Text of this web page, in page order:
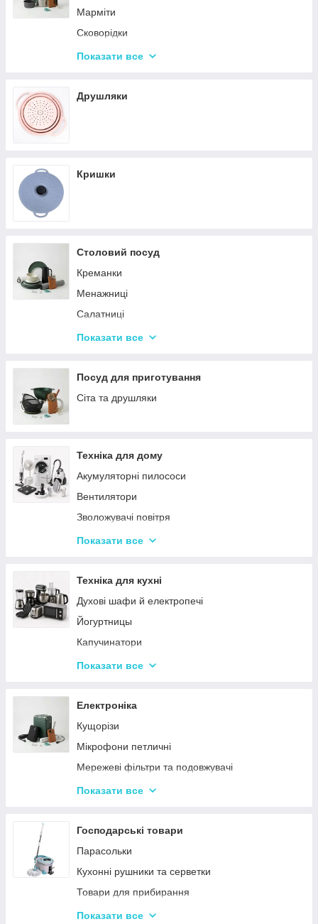
Марміти
Сковорідки
Ківші
Показати все
Друшляки
Кришки
Столовий посуд
Креманки
Менажниці
Салатниці
Сітки та кошики для фрі
Посуд для дітей
Сервізи
Бульйонниці
Тарілки
Показати все
Посуд для приготування
Сіта та друшляки
Техніка для дому
Акумуляторні пилососи
Вентилятори
Зволожувачі повітря
Пральні машинки
Набори для грумінгу
Машинки для видалення ковтунців
Праски
Отпариватели
Пилососи
Показати все
Техніка для кухні
Духові шафи й електропечі
Йогуртницы
Капучинатори
Інша дрібна техніка
Сендвічниці та бутербродниці
Соковичавниці
Мультиварки та скороварки
Міксери
М'ясорубки
Кухонні комбайни
Кавоварки та кавомолки
Слайсери
Електрочайники
Газові плити й електроплити
Показати все
Електроніка
Кущорізи
Мікрофони петличні
Мережеві фільтри та подовжувачі
Проєктори
Зарядні пристрої
Смарт-годинник
Наушники
Портативні колонки
Повербанки
Показати все
Господарські товари
Парасольки
Кухонні рушники та серветки
Товари для прибирання
Килимки для кухні та ванної кімнати
Показати все